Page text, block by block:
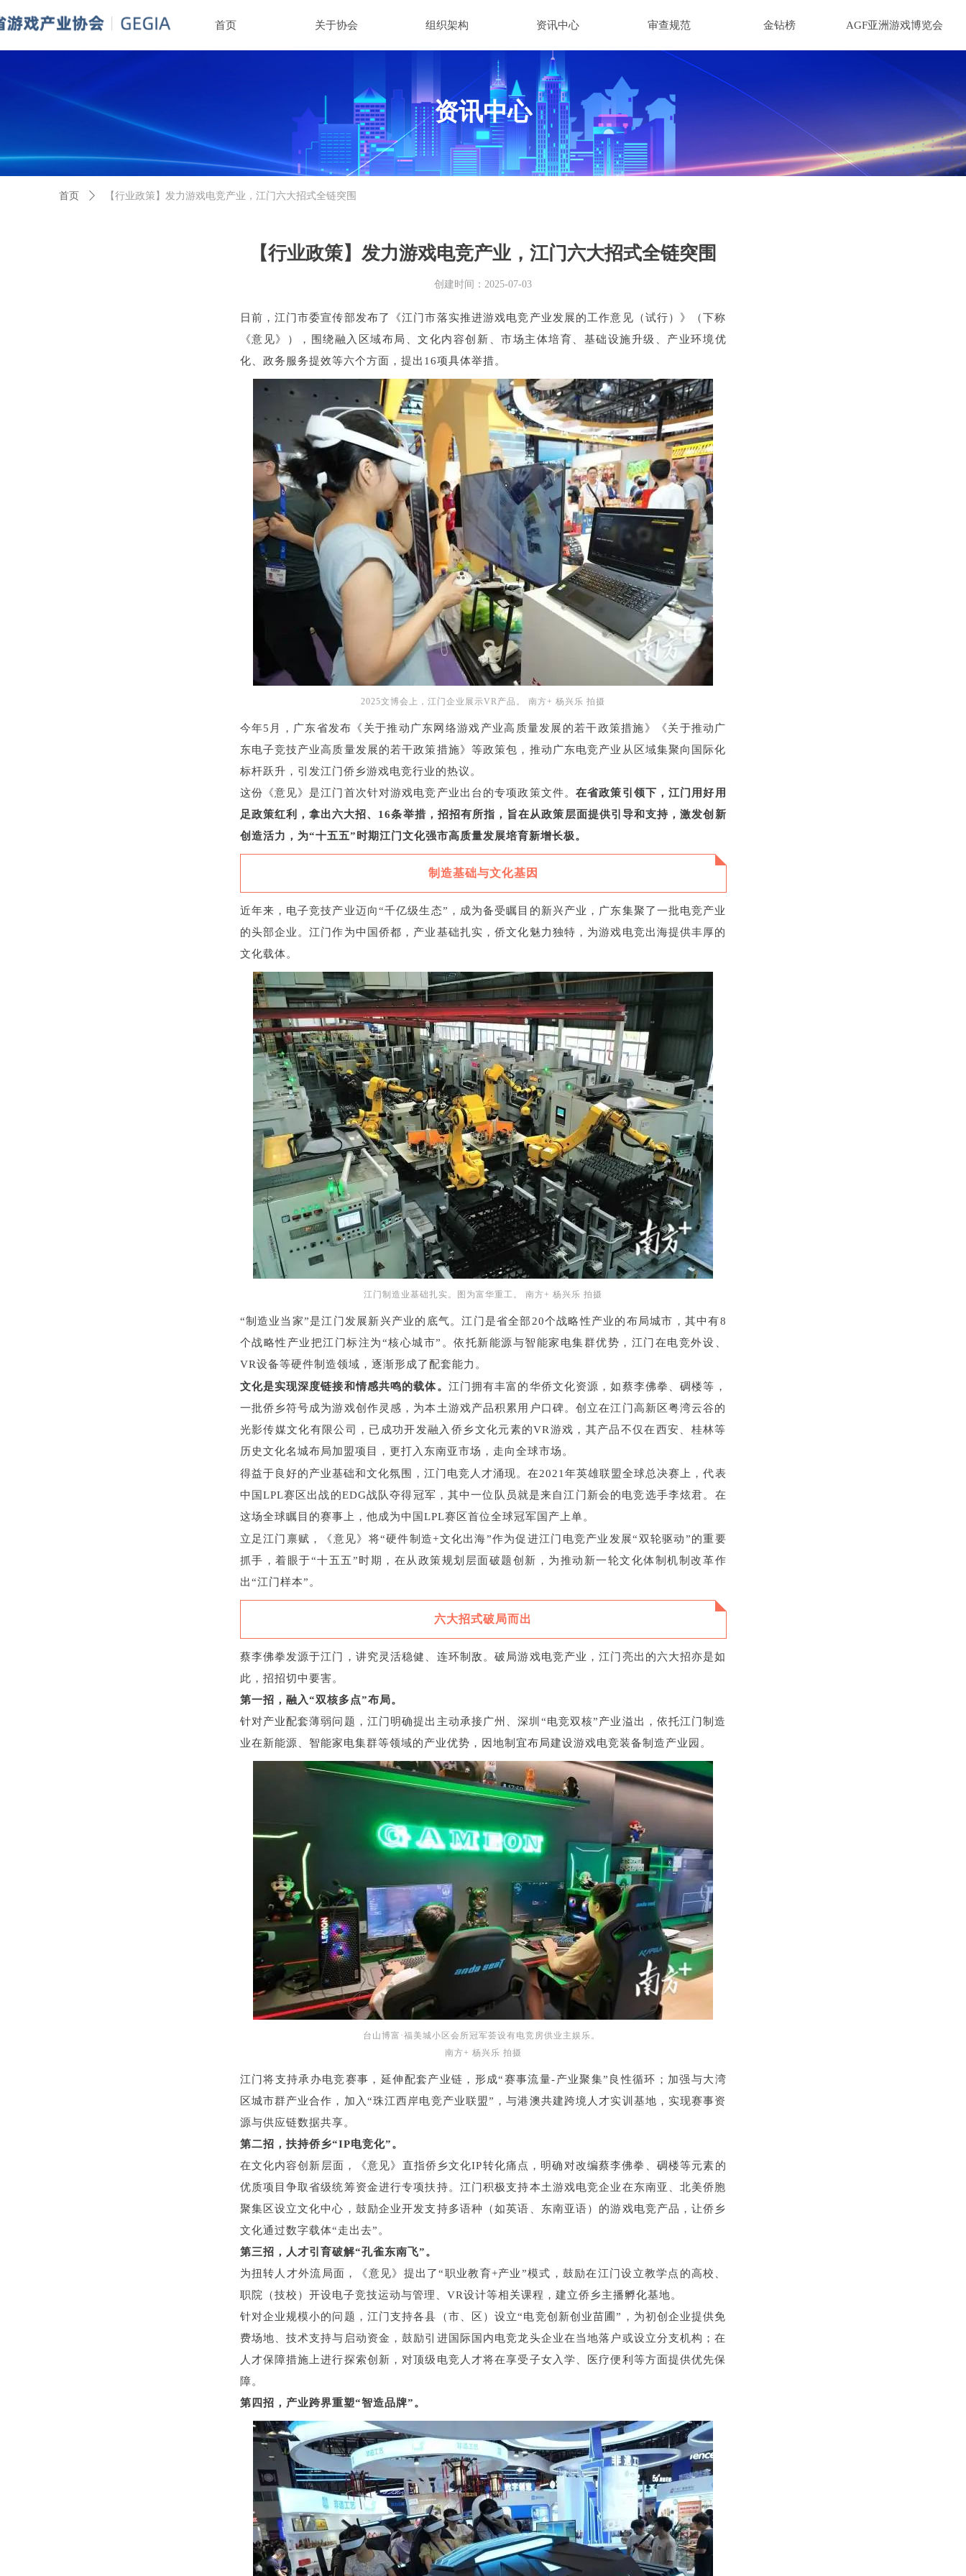
首页 关于协会 组织架构 资讯中心 审查规范 金钻榜 AGF亚洲游戏博览会
【行业政策】发力游戏电竞产业，江门六大招式全链突围
日前，江门市委宣传部发布了《江门市落实推进游戏电竞产业发展的工作意见（试行）》（下称
《意见》），围绕融入区域布局、文化内容创新、市场主体培育、基础设施升级、产业环境优
化、政务服务提效等六个方面，提出16项具体举措。
2025文博会上，江门企业展示VR产品。 南方+ 杨兴乐 拍摄
今年5月，广东省发布《关于推动广东网络游戏产业高质量发展的若干政策措施》《关于推动广
东电子竞技产业高质量发展的若干政策措施》等政策包，推动广东电竞产业从区域集聚向国际化
标杆跃升，引发江门侨乡游戏电竞行业的热议。
这份《意见》是江门首次针对游戏电竞产业出台的专项政策文件。在省政策引领下，江门用好用
足政策红利，拿出六大招、16条举措，招招有所指，旨在从政策层面提供引导和支持，激发创新
创造活力，为“十五五”时期江门文化强市高质量发展培育新增长极。
制造基础与文化基因
近年来，电子竞技产业迈向“千亿级生态”，成为备受瞩目的新兴产业，广东集聚了一批电竞产业
的头部企业。江门作为中国侨都，产业基础扎实，侨文化魅力独特，为游戏电竞出海提供丰厚的
文化载体。
江门制造业基础扎实。图为富华重工。 南方+ 杨兴乐 拍摄
“制造业当家”是江门发展新兴产业的底气。江门是省全部20个战略性产业的布局城市，其中有8
个战略性产业把江门标注为“核心城市”。依托新能源与智能家电集群优势，江门在电竞外设、
VR设备等硬件制造领域，逐渐形成了配套能力。
文化是实现深度链接和情感共鸣的载体。 江门拥有丰富的华侨文化资源，如蔡李佛拳、碉楼等，
一批侨乡符号成为游戏创作灵感，为本土游戏产品积累用户口碑。创立在江门高新区粤湾云谷的
光影传媒文化有限公司，已成功开发融入侨乡文化元素的VR游戏，其产品不仅在西安、桂林等
历史文化名城布局加盟项目，更打入东南亚市场，走向全球市场。
得益于良好的产业基础和文化氛围，江门电竞人才涌现。在2021年英雄联盟全球总决赛上，代表
中国LPL赛区出战的EDG战队夺得冠军，其中一位队员就是来自江门新会的电竞选手李炫君。在
这场全球瞩目的赛事上，他成为中国LPL赛区首位全球冠军国产上单。
立足江门禀赋，《意见》将“硬件制造+文化出海”作为促进江门电竞产业发展“双轮驱动”的重要
抓手，着眼于“十五五”时期，在从政策规划层面破题创新，为推动新一轮文化体制机制改革作
出“江门样本”。
六大招式破局而出
蔡李佛拳发源于江门，讲究灵活稳健、连环制敌。破局游戏电竞产业，江门亮出的六大招亦是如
此，招招切中要害。
第一招，融入“双核多点”布局。
针对产业配套薄弱问题，江门明确提出主动承接广州、深圳“电竞双核”产业溢出，依托江门制造
业在新能源、智能家电集群等领域的产业优势，因地制宜布局建设游戏电竞装备制造产业园。
台山博富·福美城小区会所冠军荟设有电竞房供业主娱乐。
南方+ 杨兴乐 拍摄
江门将支持承办电竞赛事，延伸配套产业链，形成“赛事流量-产业聚集”良性循环；加强与大湾
区城市群产业合作，加入“珠江西岸电竞产业联盟”，与港澳共建跨境人才实训基地，实现赛事资
源与供应链数据共享。
第二招，扶持侨乡“IP电竞化”。
在文化内容创新层面，《意见》直指侨乡文化IP转化痛点，明确对改编蔡李佛拳、碉楼等元素的
优质项目争取省级统筹资金进行专项扶持。江门积极支持本土游戏电竞企业在东南亚、北美侨胞
聚集区设立文化中心，鼓励企业开发支持多语种（如英语、东南亚语）的游戏电竞产品，让侨乡
文化通过数字载体“走出去”。
第三招，人才引育破解“孔雀东南飞”。
为扭转人才外流局面，《意见》提出了“职业教育+产业”模式，鼓励在江门设立教学点的高校、
职院（技校）开设电子竞技运动与管理、VR设计等相关课程，建立侨乡主播孵化基地。
针对企业规模小的问题，江门支持各县（市、区）设立“电竞创新创业苗圃”，为初创企业提供免
费场地、技术支持与启动资金，鼓励引进国际国内电竞龙头企业在当地落户或设立分支机构；在
人才保障措施上进行探索创新，对顶级电竞人才将在享受子女入学、医疗便利等方面提供优先保
障。
第四招，产业跨界重塑“智造品牌”。
资讯中心
首页 ꄲ 【行业政策】发力游戏电竞产业，江门六大招式全链突围
创建时间： 2025-07-03